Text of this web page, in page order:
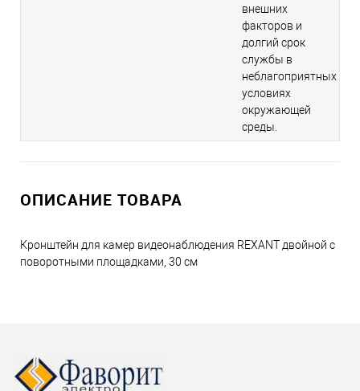
внешних
факторов и
долгий срок
службы в
неблагоприятных
условиях
окружающей
среды.
ОПИСАНИЕ ТОВАРА
Кронштейн для камер видеонаблюдения REXANT двойной с
поворотными площадками, 30 см